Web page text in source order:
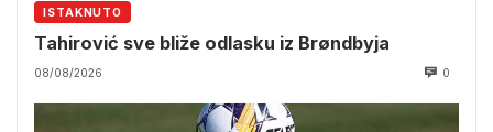
ISTAKNUTO
Tahirović sve bliže odlasku iz Brøndbyja
08/08/2026 0